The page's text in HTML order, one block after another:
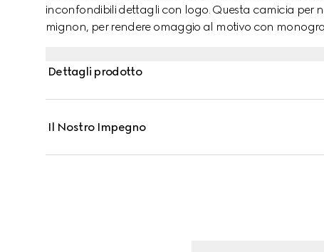
inconfondibili dettagli con logo. Questa camicia per
mignon, per rendere omaggio al motivo con
Dettagli prodotto
Il Nostro Impegno